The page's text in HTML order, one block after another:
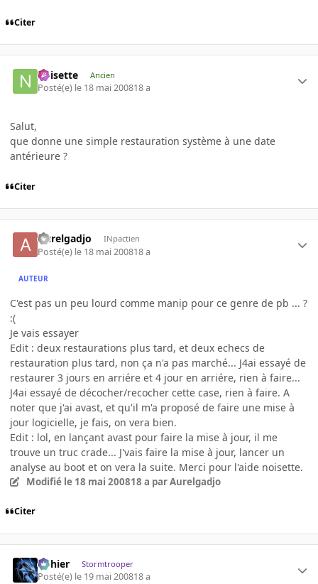
Citer
noisette Ancien
Posté(e) le 18 mai 200818 a
Salut,
que donne une simple restauration système à une date
antérieure ?
Citer
Aurelgadjo INpactien
Posté(e) le 18 mai 200818 a
AUTEUR
C'est pas un peu lourd comme manip pour ce genre de pb ... ?
:(
Je vais essayer
Edit : deux restaurations plus tard, et deux echecs de
restauration plus tard, non ça n'a pas marché... J4ai essayé de
restaurer 3 jours en arriére et 4 jour en arriére, rien à faire...
J4ai essayé de décocher/recocher cette case, rien à faire. A
noter que j'ai avast, et qu'il m'a proposé de faire une mise à
jour logicielle, je fais, on vera bien.
Edit : lol, en lançant avast pour faire la mise à jour, il me
trouve un truc crade... J'vais faire la mise à jour, lancer un
analyse au boot et on vera la suite. Merci pour l'aide noisette.
Modifié le 18 mai 200818 a par Aurelgadjo
Citer
dohier Stormtrooper
Posté(e) le 19 mai 200818 a